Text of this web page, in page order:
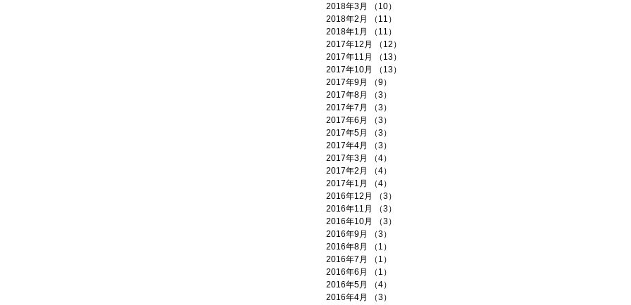
2018年3月
（10）
2018年2月
（11）
2018年1月
（11）
2017年12月
（12）
2017年11月
（13）
2017年10月
（13）
2017年9月
（9）
2017年8月
（3）
2017年7月
（3）
2017年6月
（3）
2017年5月
（3）
2017年4月
（3）
2017年3月
（4）
2017年2月
（4）
2017年1月
（4）
2016年12月
（3）
2016年11月
（3）
2016年10月
（3）
2016年9月
（3）
2016年8月
（1）
2016年7月
（1）
2016年6月
（1）
2016年5月
（4）
2016年4月
（3）